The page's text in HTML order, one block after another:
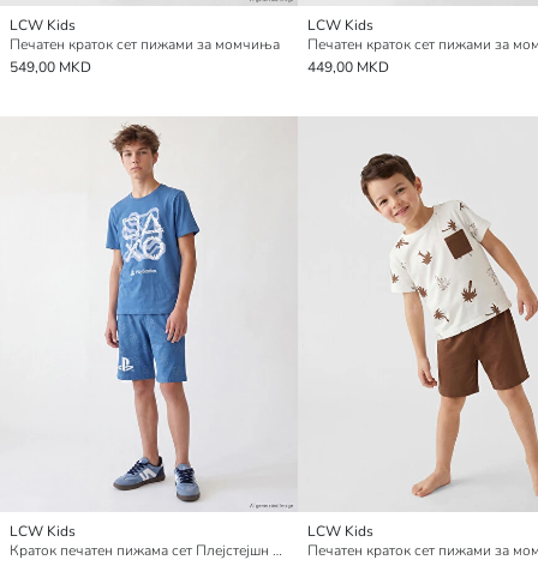
LCW Kids
Печатен краток сет пижами за момчиња
549,00 MKD
LCW Kids
Печатен краток сет пижами за
449,00 MKD
LCW Kids
Краток печатен пижама сет Плејстејшн за момче
LCW Kids
Печатен краток сет пижами за